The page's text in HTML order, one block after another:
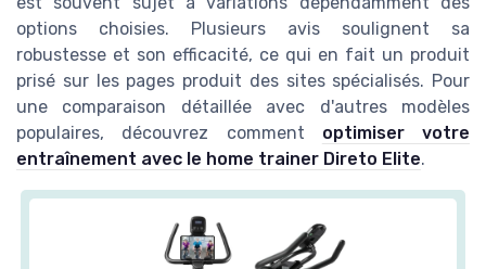
options choisies. Plusieurs avis soulignent sa
robustesse et son efficacité, ce qui en fait un produit
prisé sur les pages produit des sites spécialisés. Pour
une comparaison détaillée avec d'autres modèles
populaires, découvrez comment optimiser votre
entraînement avec le home trainer Direto Elite.